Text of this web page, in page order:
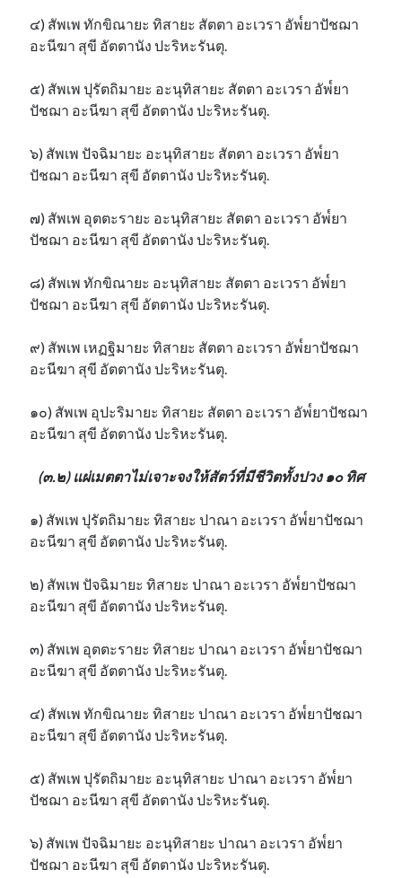
๔) สัพเพ ทักขิณายะ ทิสายะ สัตตา อะเวรา อัพ๎ยาปัชฌา
อะนีฆา สุขี อัตตานัง ปะริหะรันตุ.
๕) สัพเพ ปุรัตถิมายะ อะนุทิสายะ สัตตา อะเวรา อัพ๎ยา
ปัชฌา อะนีฆา สุขี อัตตานัง ปะริหะรันตุ.
๖) สัพเพ ปัจฉิมายะ อะนุทิสายะ สัตตา อะเวรา อัพ๎ยา
ปัชฌา อะนีฆา สุขี อัตตานัง ปะริหะรันตุ.
๗) สัพเพ อุตตะรายะ อะนุทิสายะ สัตตา อะเวรา อัพ๎ยา
ปัชฌา อะนีฆา สุขี อัตตานัง ปะริหะรันตุ.
๘) สัพเพ ทักขิณายะ อะนุทิสายะ สัตตา อะเวรา อัพ๎ยา
ปัชฌา อะนีฆา สุขี อัตตานัง ปะริหะรันตุ.
๙) สัพเพ เหฏฐิมายะ ทิสายะ สัตตา อะเวรา อัพ๎ยาปัชฌา
อะนีฆา สุขี อัตตานัง ปะริหะรันตุ.
๑๐) สัพเพ อุปะริมายะ ทิสายะ สัตตา อะเวรา อัพ๎ยาปัชฌา
อะนีฆา สุขี อัตตานัง ปะริหะรันตุ.
(๓.๒) แผ่เมตตาไม่เจาะจงให้สัตว์ที่มีชีวิตทั้งปวง ๑๐ ทิศ
๑) สัพเพ ปุรัตถิมายะ ทิสายะ ปาณา อะเวรา อัพ๎ยาปัชฌา
อะนีฆา สุขี อัตตานัง ปะริหะรันตุ.
๒) สัพเพ ปัจฉิมายะ ทิสายะ ปาณา อะเวรา อัพ๎ยาปัชฌา
อะนีฆา สุขี อัตตานัง ปะริหะรันตุ.
๓) สัพเพ อุตตะรายะ ทิสายะ ปาณา อะเวรา อัพ๎ยาปัชฌา
อะนีฆา สุขี อัตตานัง ปะริหะรันตุ.
๔) สัพเพ ทักขิณายะ ทิสายะ ปาณา อะเวรา อัพ๎ยาปัชฌา
อะนีฆา สุขี อัตตานัง ปะริหะรันตุ.
๕) สัพเพ ปุรัตถิมายะ อะนุทิสายะ ปาณา อะเวรา อัพ๎ยา
ปัชฌา อะนีฆา สุขี อัตตานัง ปะริหะรันตุ.
๖) สัพเพ ปัจฉิมายะ อะนุทิสายะ ปาณา อะเวรา อัพ๎ยา
ปัชฌา อะนีฆา สุขี อัตตานัง ปะริหะรันตุ.